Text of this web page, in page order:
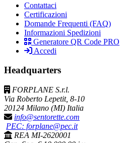
Contattaci
Certificazioni
Domande Frequenti (FAQ)
Informazioni Spedizioni
Generatore QR Code PRO
Accedi
Headquarters
FORPLANE S.r.l.
Via Roberto Lepetit, 8-10
20124 Milano (MI) Italia
info@sentorette.com
PEC: forplane@pec.it
REA MI-2620001